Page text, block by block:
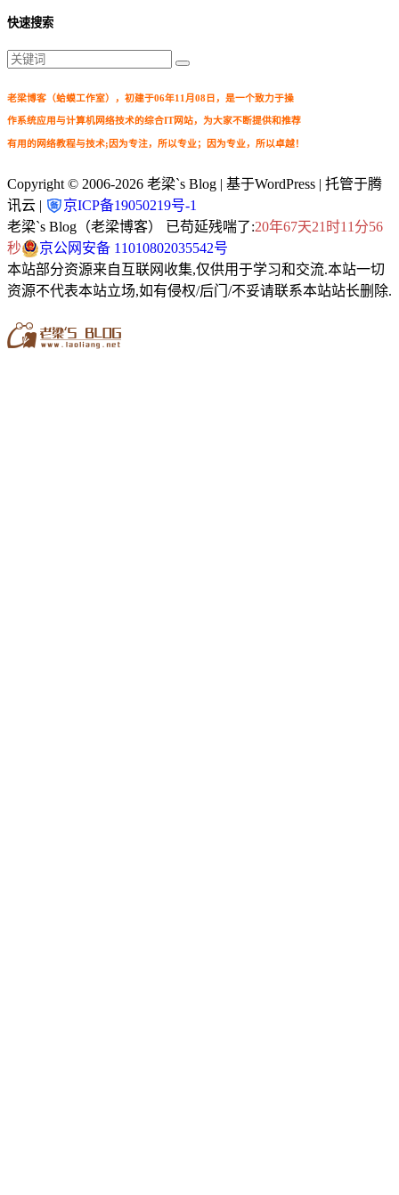
快速搜索
老梁博客（蛤蟆工作室），初建于06年11月08日，是一个致力于操
作系统应用与计算机网络技术的综合IT网站，为大家不断提供和推荐
有用的网络教程与技术;因为专注，所以专业；因为专业，所以卓越！
Copyright © 2006-2026 老梁`s Blog | 基于WordPress | 托管于腾
讯云 |
京ICP备19050219号-1
老梁`s Blog（老梁博客） 已苟延残喘了:20年67天21时11分58
秒
京公网安备 11010802035542号
本站部分资源来自互联网收集,仅供用于学习和交流.本站一切
资源不代表本站立场,如有侵权/后门/不妥请联系本站站长删除.